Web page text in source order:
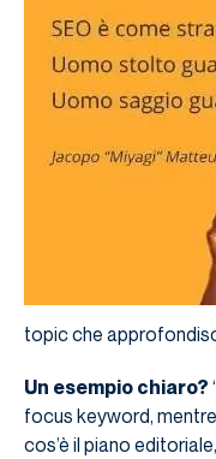
topic che
Un esempio chiaro?
focus keyword,
cos’è il piano